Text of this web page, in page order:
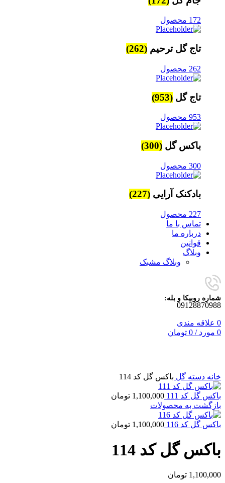
172 محصول
تاج گل ترحیم (262)
262 محصول
تاج گل (953)
953 محصول
باکس گل (300)
300 محصول
بادکنک آرایی (227)
227 محصول
تماس با ما
درباره ما
قوانین
وبلاگ
وبلاگ مشبک
شماره روبیکا و بله:
09128870988
0 علاقه مندی
0 مورد /
0 تومان
خانه دسته گل باکس گل کد 114
باکس گل کد 111 1,100,000 تومان
بازگشت به محصولات
باکس گل کد 116 1,100,000 تومان
باکس گل کد 114
1,100,000 تومان